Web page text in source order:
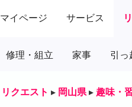
マイページ サービス
修理・組立 家事 引っ
リクエスト ▸ 岡山県 ▸ 趣味・